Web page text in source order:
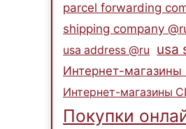
parcel forwarding
shipping company
usa address @ru usa
Интернет-
Интернет-магазины
Покупки